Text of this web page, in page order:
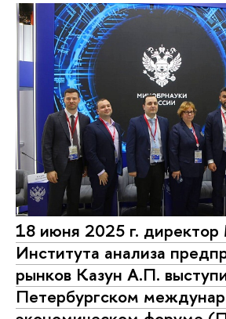
18 июня 2025 г.
Института анализа
рынков Казун А.П.
Петербургском